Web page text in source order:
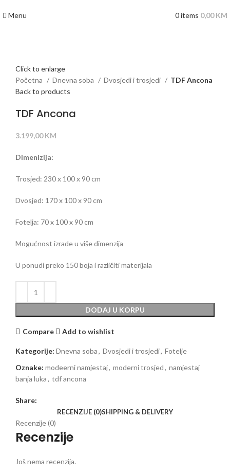
Menu 0items 0,00KM
Click to enlarge
Početna
Dnevna soba Dvosjedi i trosjedi
TDF Ancona
Back to products
TDF Ancona
3.199,00KM
Dimenizija:
Trosjed: 230 x 100 x 90 cm
Dvosjed: 170 x 100 x 90 cm
Fotelja: 70 x 100 x 90 cm
Mogućnost izrade u više dimenzija
U ponudi preko 150 boja i različiti materijala
DODAJ U KORPU
Compare Add to wishlist
Kategorije: Dnevna soba, Dvosjedi i trosjedi, Fotelje
Oznake: modeerni namjestaj, moderni trosjed, namjestaj
banja luka, tdf ancona
Share:
RECENZIJE (0)SHIPPING & DELIVERY
Recenzije (0)
Recenzije
Još nema recenzija.